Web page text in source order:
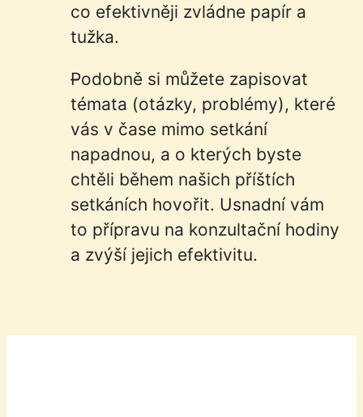
co efektivněji zvládne papír a
tužka.
Podobně si můžete zapisovat
témata (otázky, problémy), které
vás v čase mimo setkání
napadnou, a o kterých byste
chtěli během našich příštích
setkáních hovořit. Usnadní vám
to přípravu na konzultační hodiny
a zvýší jejich efektivitu.